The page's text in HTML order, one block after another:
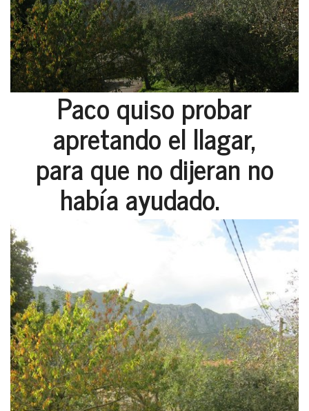
Paco quiso probar
apretando el llagar,
para que no dijeran no
había ayudado.